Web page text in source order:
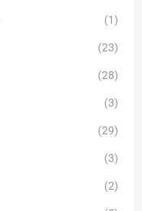
(1)
(23)
(28)
(3)
(29)
(3)
(2)